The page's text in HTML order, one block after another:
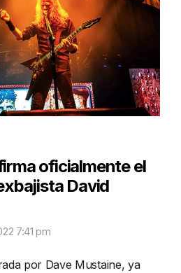
oficialmente el
David
7:41 pm
por Dave Mustaine, ya